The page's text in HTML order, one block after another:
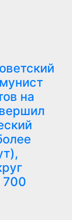
на
700